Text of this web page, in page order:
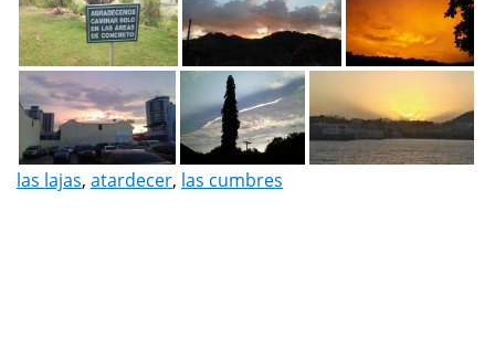
las lajas, atardecer, las cumbres